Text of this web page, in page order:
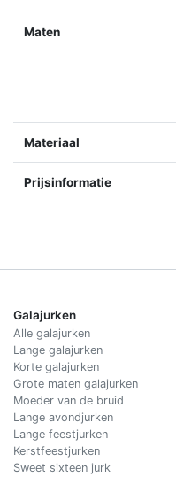
Maten
Materiaal
Prijsinformatie
Galajurken
Alle galajurken
Lange galajurken
Korte galajurken
Grote maten galajurken
Moeder van de bruid
Lange avondjurken
Lange feestjurken
Kerstfeestjurken
Sweet sixteen jurk